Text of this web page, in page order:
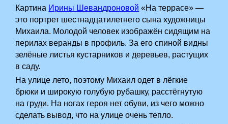
Картина Ирины Шевандроновой «На террасе» —
это портрет шестнадцатилетнего сына художницы
Михаила. Молодой человек изображён сидящим на
перилах веранды в профиль. За его спиной видны
зелёные листья кустарников и деревьев, растущих
в саду.
На улице лето, поэтому Михаил одет в лёгкие
брюки и широкую голубую рубашку, расстёгнутую
на груди. На ногах героя нет обуви, из чего можно
сделать вывод, что на улице очень тепло.